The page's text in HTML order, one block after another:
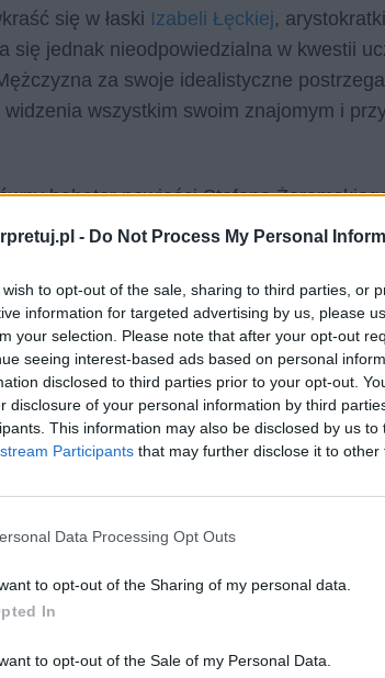
- Do Not Process My Personal
wish to opt-out of the sale, sharing to third parties, or
information for targeted advertising by us, please
your selection. Please note that after your opt-out
seeing interest-based ads based on personal
disclosed to third parties prior to your opt-out.
disclosure of your personal information by third
This information may also be disclosed by us
Participants that may further disclose it to other
Data Processing Opt Outs
to opt-out of the Sharing of my personal data.
In
to opt-out of the Sale of my Personal Data.
się w łaski Izabeli Łęckiej,
się jednak nieodpowiedzialna w kwestii
za swoje idealistyczne
wszystkim swoim znajomym i
bohater powieści Stefana
na ziemie polskie przepełniony
pełen zapału, energii i chęci do pracy.
usprawnić system ochrony
Polaków.